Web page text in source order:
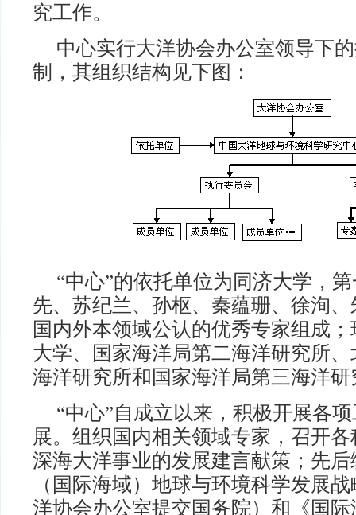
究工作。
中心实行大洋协会办公室领导下
制，其组织结构见下图：
“中心”的依托单位为同济大学，
先、苏纪兰、孙枢、秦蕴珊、徐洵
国内外本领域公认的优秀专家组成
大学、国家海洋局第二海洋研究所
海洋研究所和国家海洋局第三海洋研
“中心”自成立以来，积极开展各
展。组织国内相关领域专家，召开
深海大洋事业的发展建言献策；先
（国际海域）地球与环境科学发展
洋协会办公室提交国务院）和《国